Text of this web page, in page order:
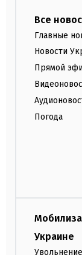
Все
Главные
Новости
Прямой
Погода
Украине